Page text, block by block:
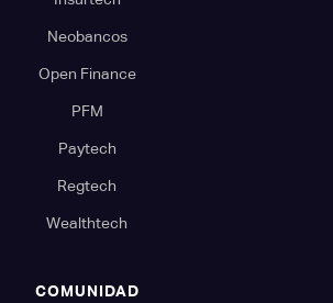
Neobancos
Open Finance
PFM
Paytech
Regtech
Wealthtech
COMUNIDAD